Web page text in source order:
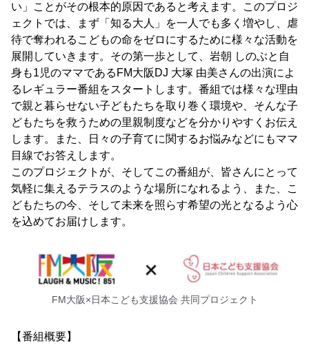
い」ことがその根本的原因であると考えます。このプロジ
ェクトでは、まず「知る大人」を一人でも多く増やし、虐
待で奪われるこどもの命をゼロにするために様々な活動を
展開していきます。その第一歩として、岩朝 しのぶと自
身も1児のママであるFM大阪DJ 大塚 由美さんの出演によ
るレギュラー番組をスタートします。番組では様々な理由
で親と暮らせない子どもたちを取り巻く環境や、そんな子
どもたちを救うための里親制度などを分かりやすくお伝え
します。また、日々の子育てに関するお悩みなどにもママ
目線でお答えします。
このプロジェクトが、そしてこの番組が、皆さんにとって
気軽に集えるテラスのような場所になれるよう、また、こ
どもたちの今、そして未来を照らす希望の光となるよう心
を込めてお届けします。
FM大阪×日本こども支援協会 共同プロジェクト
【番組概要】